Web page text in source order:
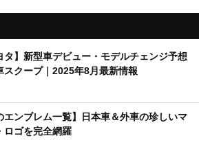
タ】新型車デビュー・モデルチェンジ予想
スクープ｜2025年8月最新情報
エンブレム一覧】日本車＆外車の珍しいマ
ロゴを完全網羅